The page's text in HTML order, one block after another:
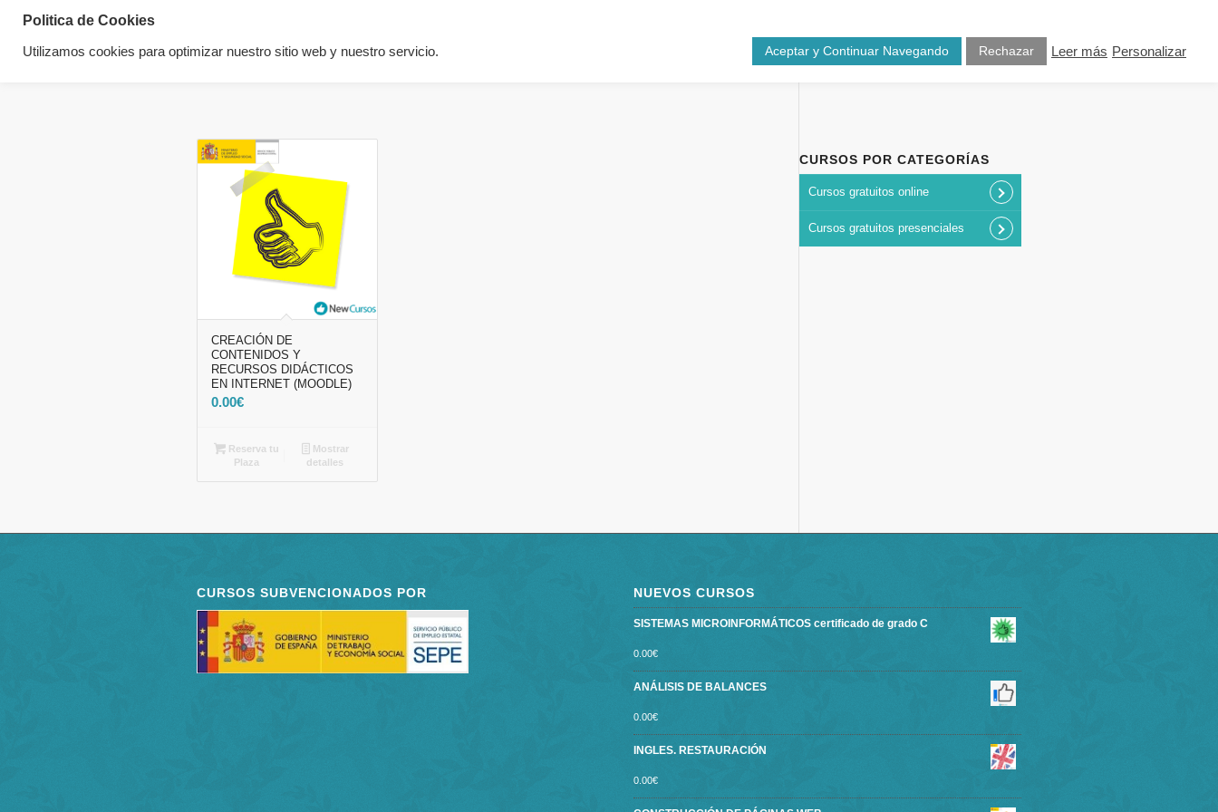
Cursos Nosotros Blog Contacto
CREACIÓN DE
CONTENIDOS Y
RECURSOS DIDÁCTICOS
EN INTERNET (MOODLE)
0.00€
Reserva tu
Plaza
Mostrar
detalles
CURSOS POR CATEGORÍAS
Cursos gratuitos online
Cursos gratuitos presenciales
CURSOS SUBVENCIONADOS POR NUEVOS CURSOS
SISTEMAS MICROINFORMÁTICOS certificado de grado C
0.00€
ANÁLISIS DE BALANCES
0.00€
INGLES. RESTAURACIÓN
0.00€
Politica de Cookies
Utilizamos cookies para optimizar nuestro sitio web y nuestro servicio. Aceptar y Continuar Navegando Rechazar Leer más Personalizar